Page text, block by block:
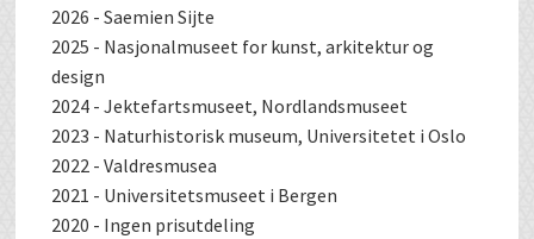
2026 - Saemien Sijte
2025 - Nasjonalmuseet for kunst, arkitektur og
design
2024 - Jektefartsmuseet, Nordlandsmuseet
2023 - Naturhistorisk museum, Universitetet i Oslo
2022 - Valdresmusea
2021 - Universitetsmuseet i Bergen
2020 - Ingen prisutdeling